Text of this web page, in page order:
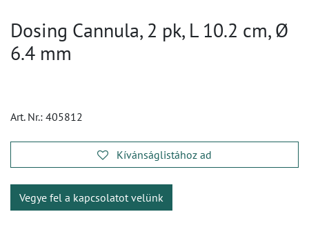
Dosing Cannula, 2 pk, L 10.2 cm, Ø
6.4 mm
Art. Nr.: 405812
Kívánságlistához ad
Vegye fel a kapcsolatot velünk